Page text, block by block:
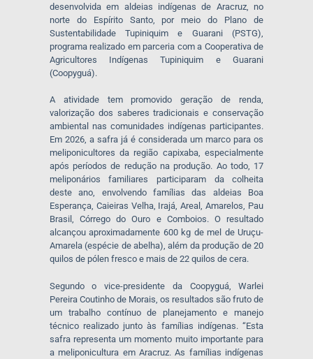
desenvolvida em aldeias indígenas de Aracruz, no
norte do Espírito Santo, por meio do Plano de
Sustentabilidade Tupiniquim e Guarani (PSTG),
programa realizado em parceria com a Cooperativa de
Agricultores Indígenas Tupiniquim e Guarani
(Coopyguá).
A atividade tem promovido geração de renda,
valorização dos saberes tradicionais e conservação
ambiental nas comunidades indígenas participantes.
Em 2026, a safra já é considerada um marco para os
meliponicultores da região capixaba, especialmente
após períodos de redução na produção. Ao todo, 17
meliponários familiares participaram da colheita
deste ano, envolvendo famílias das aldeias Boa
Esperança, Caieiras Velha, Irajá, Areal, Amarelos, Pau
Brasil, Córrego do Ouro e Comboios. O resultado
alcançou aproximadamente 600 kg de mel de Uruçu-
Amarela (espécie de abelha), além da produção de 20
quilos de pólen fresco e mais de 22 quilos de cera.
Segundo o vice-presidente da Coopyguá, Warlei
Pereira Coutinho de Morais, os resultados são fruto de
um trabalho contínuo de planejamento e manejo
técnico realizado junto às famílias indígenas. “Esta
safra representa um momento muito importante para
a meliponicultura em Aracruz. As famílias indígenas